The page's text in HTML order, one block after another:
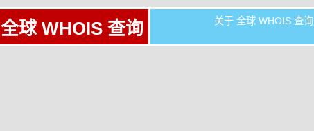
全球 WHOIS 查询 关于 全球 WHOIS 查询